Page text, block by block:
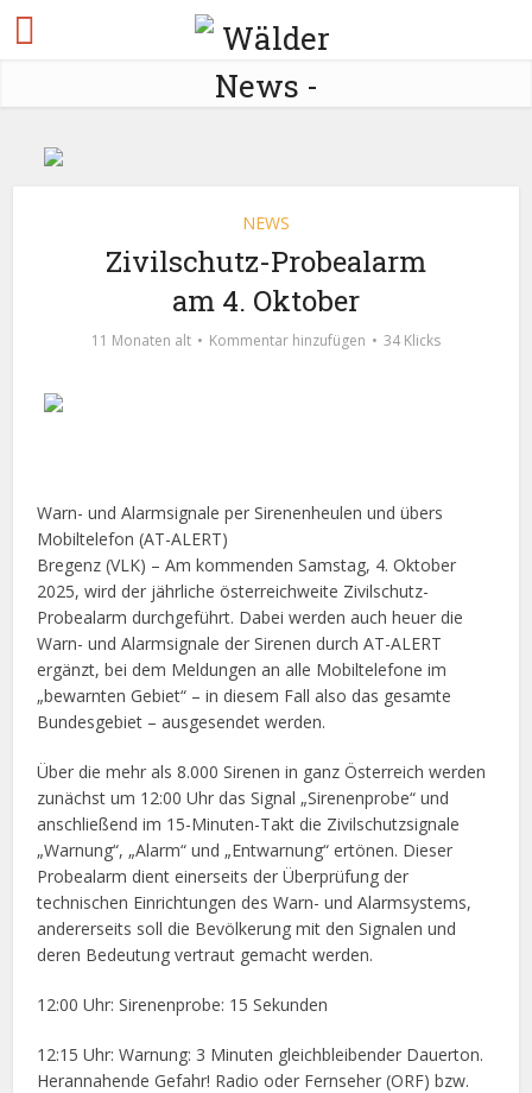
NEWS
Zivilschutz-Probealarm
am 4. Oktober
11 Monaten alt Kommentar hinzufügen 34 Klicks
Warn- und Alarmsignale per Sirenenheulen und übers
Mobiltelefon (AT-ALERT)
Bregenz (VLK) – Am kommenden Samstag, 4. Oktober
2025, wird der jährliche österreichweite Zivilschutz-
Probealarm durchgeführt. Dabei werden auch heuer die
Warn- und Alarmsignale der Sirenen durch AT-ALERT
ergänzt, bei dem Meldungen an alle Mobiltelefone im
„bewarnten Gebiet“ – in diesem Fall also das gesamte
Bundesgebiet – ausgesendet werden.
Über die mehr als 8.000 Sirenen in ganz Österreich werden
zunächst um 12:00 Uhr das Signal „Sirenenprobe“ und
anschließend im 15-Minuten-Takt die Zivilschutzsignale
„Warnung“, „Alarm“ und „Entwarnung“ ertönen. Dieser
Probealarm dient einerseits der Überprüfung der
technischen Einrichtungen des Warn- und Alarmsystems,
andererseits soll die Bevölkerung mit den Signalen und
deren Bedeutung vertraut gemacht werden.
12:00 Uhr: Sirenenprobe: 15 Sekunden
12:15 Uhr: Warnung: 3 Minuten gleichbleibender Dauerton.
Herannahende Gefahr! Radio oder Fernseher (ORF) bzw.